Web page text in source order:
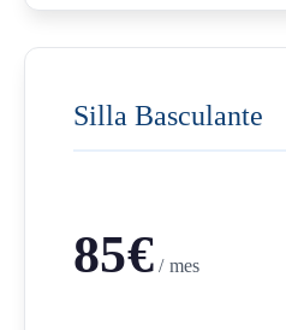
Silla Basculante
85€/ mes